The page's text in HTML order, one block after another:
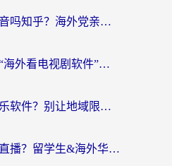
国外可以看央视影音吗知乎？海外党亲测有效的回国加速方案
海外党必看：选对“海外看电视剧软件”，再也不用愁国内剧刷不了
国外如何听国内音乐软件？别让地域限制，断了你的中文歌单
海外哪里能看奥运直播？留学生&海外华人必看的体育赛事观赛终极指南